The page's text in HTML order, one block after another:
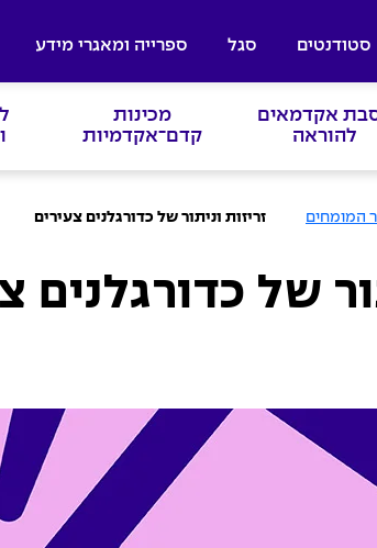
סטודנטים סגל ספרייה ומאגרי מידע
אקדמאים
להוראה
מכינות
קדם־אקדמיות
המומחים זריזות וניתור של כדורגלנים צעירים
של כדורגלנים